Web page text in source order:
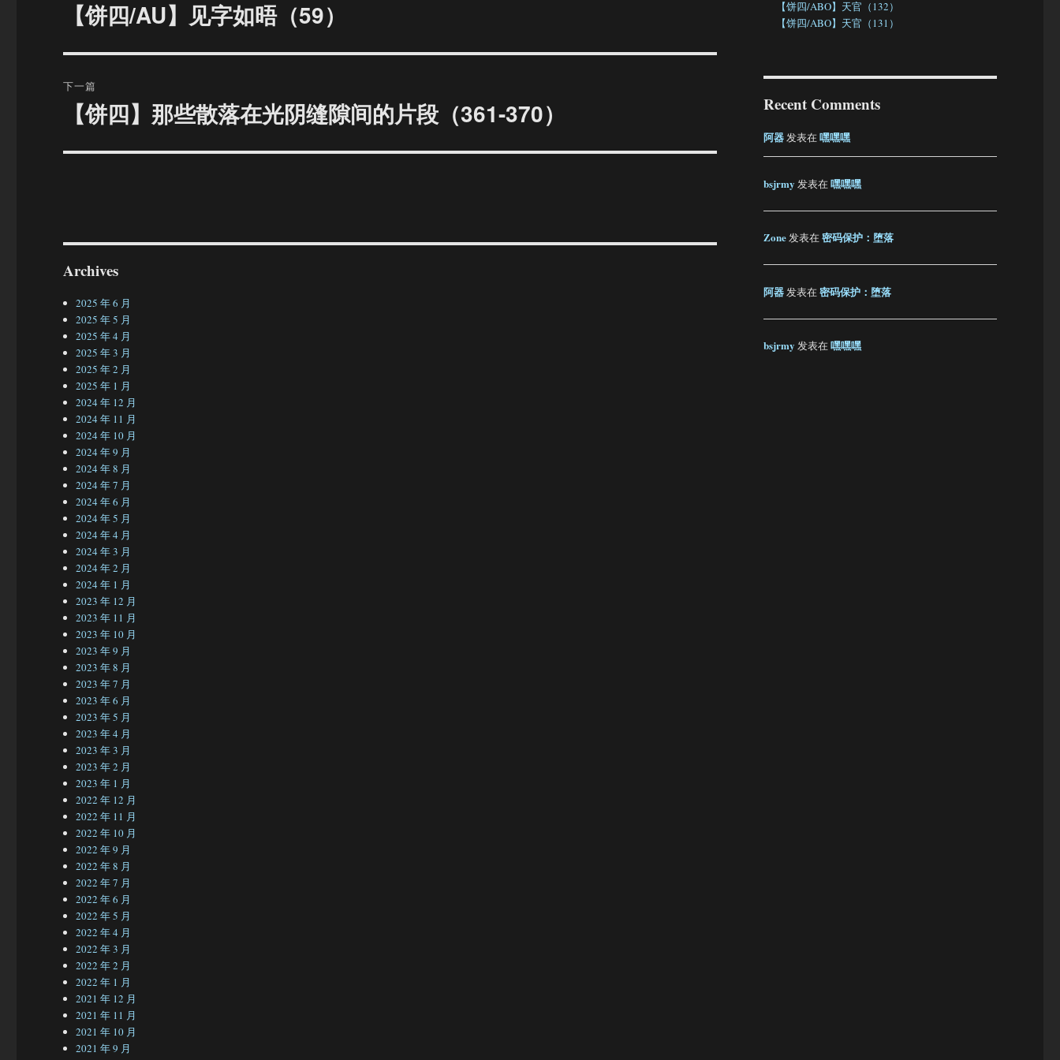
章
文
【饼四/AU】见字如晤（59）
下一篇
文
【饼四】那些散落在光阴缝隙间的片段（361-370）
Archives
2025 年 6 月
2025 年 5 月
2025 年 4 月
2025 年 3 月
2025 年 2 月
2025 年 1 月
2024 年 12 月
2024 年 11 月
2024 年 10 月
2024 年 9 月
2024 年 8 月
2024 年 7 月
2024 年 6 月
2024 年 5 月
2024 年 4 月
2024 年 3 月
2024 年 2 月
2024 年 1 月
2023 年 12 月
2023 年 11 月
2023 年 10 月
2023 年 9 月
2023 年 8 月
2023 年 7 月
2023 年 6 月
2023 年 5 月
2023 年 4 月
2023 年 3 月
2023 年 2 月
2023 年 1 月
2022 年 12 月
2022 年 11 月
2022 年 10 月
2022 年 9 月
2022 年 8 月
2022 年 7 月
2022 年 6 月
2022 年 5 月
2022 年 4 月
2022 年 3 月
2022 年 2 月
2022 年 1 月
2021 年 12 月
2021 年 11 月
2021 年 10 月
2021 年 9 月
【饼四/ABO】天官（132）
【饼四/ABO】天官（131）
Recent Comments
阿器发表在嘿嘿嘿
bsjrmy 发表在嘿嘿嘿
Zone发表在密码保护：堕落
阿器发表在密码保护：堕落
bsjrmy 发表在嘿嘿嘿